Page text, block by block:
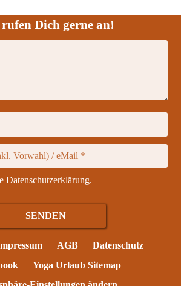
Dich gerne an!
Datenschutzerklärung.
AGB
Datenschutz
Yoga Urlaub Sitemap